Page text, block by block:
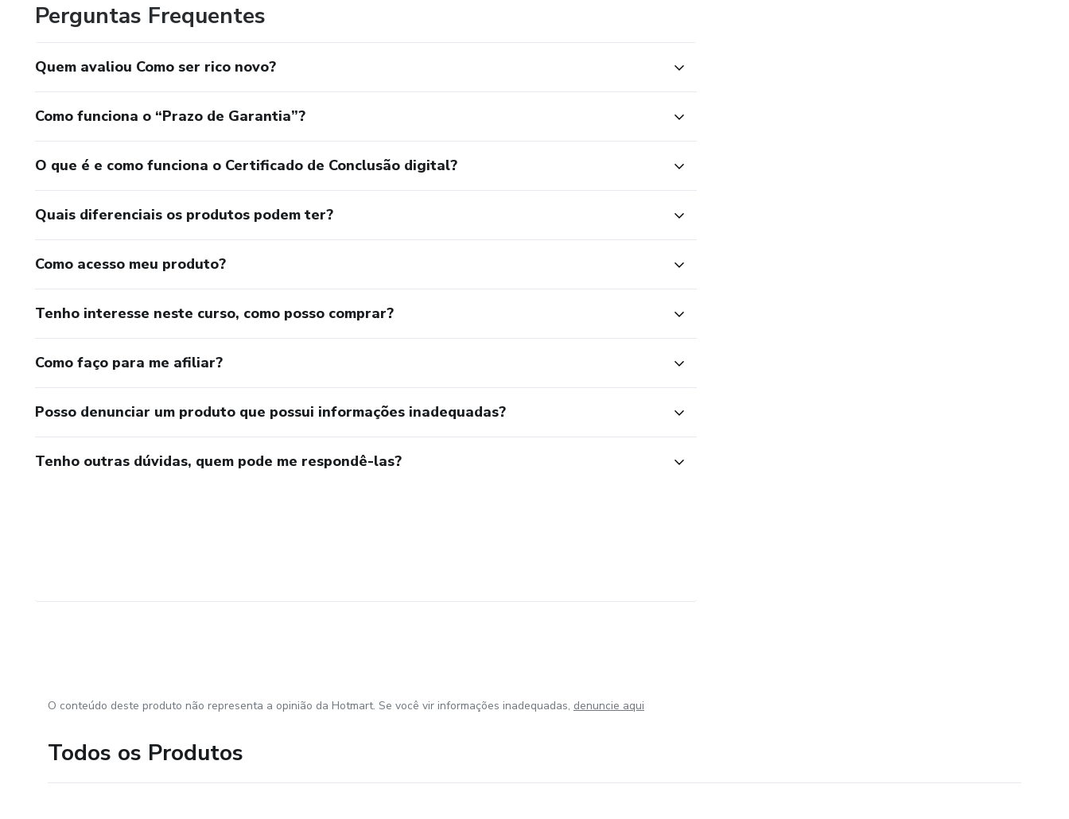
Perguntas Frequentes
Quem avaliou Como ser rico novo?
Como funciona o “Prazo de Garantia”?
O que é e como funciona o Certificado de Conclusão digital?
Quais diferenciais os produtos podem ter?
Como acesso meu produto?
Tenho interesse neste curso, como posso comprar?
Como faço para me afiliar?
Posso denunciar um produto que possui informações inadequadas?
Tenho outras dúvidas, quem pode me respondê-las?
O conteúdo deste produto não representa a opinião da Hotmart. Se você vir informações inadequadas, denuncie aqui
Todos os Produtos